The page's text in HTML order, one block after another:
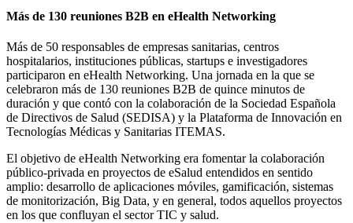
Más de 130 reuniones B2B en eHealth Networking
Más de 50 responsables de empresas sanitarias, centros
hospitalarios, instituciones públicas, startups e investigadores
participaron en eHealth Networking. Una jornada en la que se
celebraron más de 130 reuniones B2B de quince minutos de
duración y que contó con la colaboración de la Sociedad Española
de Directivos de Salud (SEDISA) y la Plataforma de Innovación en
Tecnologías Médicas y Sanitarias ITEMAS.
El objetivo de eHealth Networking era fomentar la colaboración
público-privada en proyectos de eSalud entendidos en sentido
amplio: desarrollo de aplicaciones móviles, gamificación, sistemas
de monitorización, Big Data, y en general, todos aquellos proyectos
en los que confluyan el sector TIC y salud.